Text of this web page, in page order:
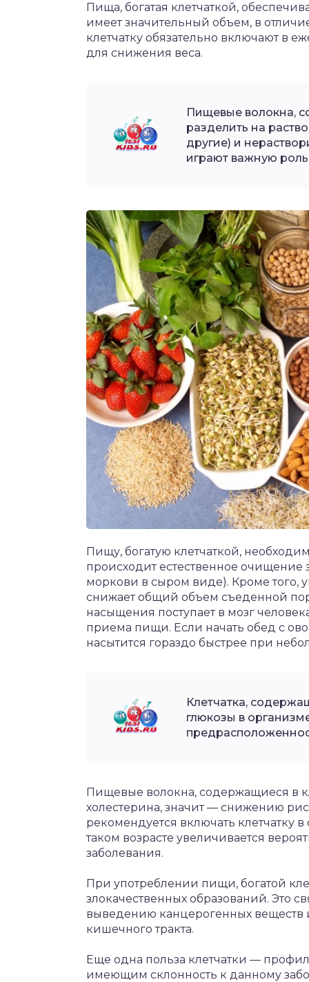
Пища, богатая клетчаткой,
имеет значительный объем, в
клетчатку обязательно включают в
для снижения веса.
Пищевые волокна,
разделить на
другие) и
играют важную
Пищу, богатую клетчаткой,
происходит естественное
моркови в сыром виде). Кроме того,
снижает общий объем съеденной
насыщения поступает в мозг
приема пищи. Если начать обед с
насытится гораздо быстрее при
Клетчатка,
глюкозы в
Пищевые волокна, содержащиеся в
холестерина, значит — снижению
рекомендуется включать клетчатку
таком возрасте увеличивается
заболевания.
При употреблении пищи, богатой
злокачественных образований. Это
выведению канцерогенных веществ
кишечного тракта.
Еще одна польза клетчатки —
имеющим склонность к данному